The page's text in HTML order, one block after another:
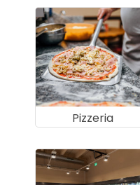
Pizzeria